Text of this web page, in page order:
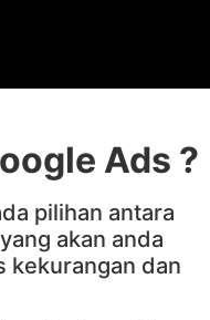
Ads ?
pilihan antara
akan anda
kekurangan dan